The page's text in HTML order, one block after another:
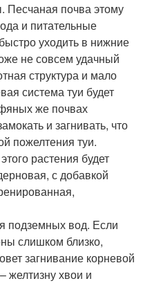
Песчаная почва этому
и питательные
уходить в нижние
не совсем удачный
структура и мало
система туи будет
же почвах
и загнивать, что
пожелтения туи.
растения будет
с добавкой
подземных вод. Если
слишком близко,
загнивание корневой
желтизну хвои и